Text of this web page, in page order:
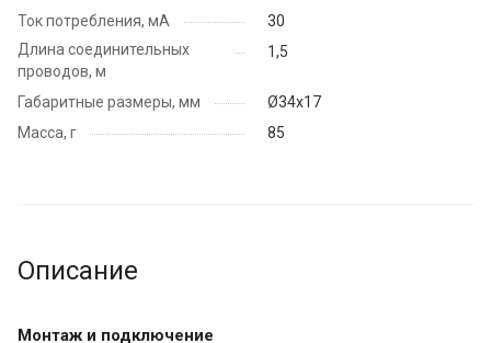
Ток потребления, мА
30
Длина соединительных
проводов, м
1,5
Габаритные размеры, мм
Ø34х17
Масса, г
85
Описание
Монтаж и подключение